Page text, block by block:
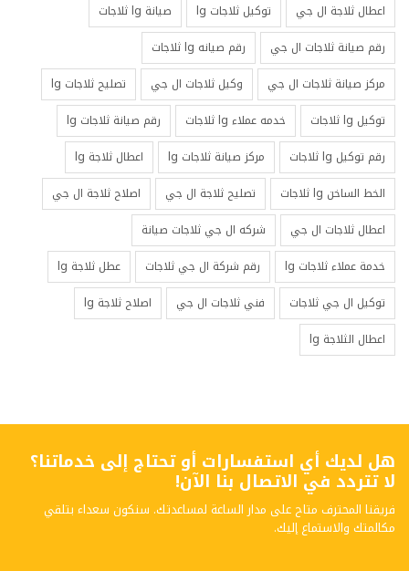
اعطال ثلاجة ال جي
توكيل ثلاجات lg
صيانة lg ثلاجات
رقم صيانة ثلاجات ال جي
رقم صيانه lg ثلاجات
مركز صيانة ثلاجات ال جي
وكيل ثلاجات ال جي
تصليح ثلاجات lg
توكيل lg ثلاجات
خدمه عملاء lg ثلاجات
رقم صيانة ثلاجات lg
رقم توكيل lg ثلاجات
مركز صيانة ثلاجات lg
اعطال ثلاجة lg
الخط الساخن lg ثلاجات
تصليح ثلاجة ال جي
اصلاح ثلاجة ال جي
اعطال ثلاجات ال جي
شركه ال جي ثلاجات صيانة
خدمة عملاء ثلاجات lg
رقم شركة ال جي ثلاجات
عطل ثلاجة lg
توكيل ال جي ثلاجات
فني ثلاجات ال جي
اصلاح ثلاجة lg
اعطال الثلاجة lg
هل لديك أي استفسارات أو تحتاج إلى خدماتنا؟
لا تتردد في الاتصال بنا الآن!
فريقنا المحترف متاح على مدار الساعة لمساعدتك. سنكون سعداء بتلقي
مكالمتك والاستماع إليك.